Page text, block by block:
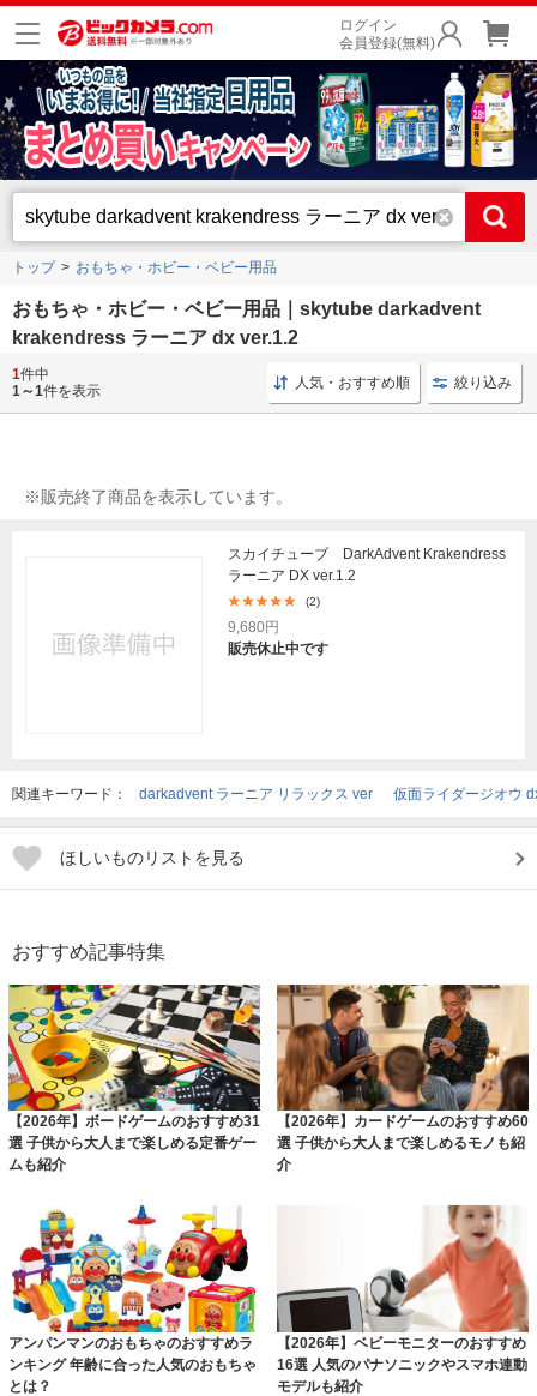
ログイン
会員登録(無料)
トップ おもちゃ・ホビー・ベビー用品
おもちゃ・ホビー・ベビー用品｜skytube darkadvent
krakendress ラーニア dx ver.1.2
バラエティグッズ アクリル 塗料 GSIクレオス 塗装
1件中
1～1件を表示 人気・おすすめ順 絞り込み
※販売終了商品を表示しています。
スカイチューブ DarkAdvent Krakendress
ラーニア DX ver.1.2
(2)
9,680円
販売休止中です
関連キーワード： darkadvent ラーニア リラックス ver 仮面ライダージオウ
ほしいものリストを見る
おすすめ記事特集
【2026年】ボードゲームのおすすめ31
選 子供から大人まで楽しめる定番ゲー
ムも紹介
【2026年】カードゲームのおすすめ60
選 子供から大人まで楽しめるモノも紹
介
アンパンマンのおもちゃのおすすめラ
ンキング 年齢に合った人気のおもちゃ
とは？
【2026年】ベビーモニターのおすすめ
16選 人気のパナソニックやスマホ連動
モデルも紹介